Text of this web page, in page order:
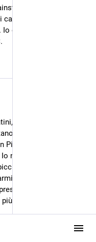
suona la
con bollini rossi.
con 30ºC sto appena
amministro il mio
dal mio, il ragazzino
Bull Terrier, un cane
non voglio, lui non lo
Ho chiesto alla
la sua bici per andare
Sono
mia amica.